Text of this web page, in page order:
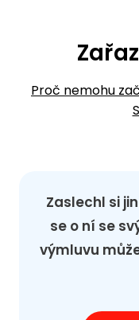
Proč nemohu
Zaslechl si
se o ní se
výmluvu